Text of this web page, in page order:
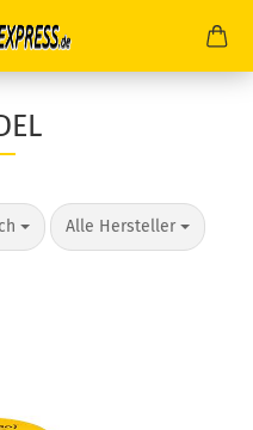
Alle Hersteller
pro Seite